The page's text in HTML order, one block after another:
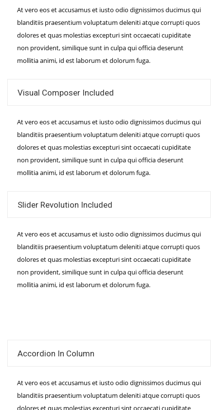
At vero eos et accusamus et iusto odio dignissimos ducimus qui
blanditiis praesentium voluptatum deleniti atque corrupti quos
dolores et quas molestias excepturi sint occaecati cupiditate
non provident, similique sunt in culpa qui officia deserunt
mollitia animi, id est laborum et dolorum fuga.
Visual Composer Included
At vero eos et accusamus et iusto odio dignissimos ducimus qui
blanditiis praesentium voluptatum deleniti atque corrupti quos
dolores et quas molestias excepturi sint occaecati cupiditate
non provident, similique sunt in culpa qui officia deserunt
mollitia animi, id est laborum et dolorum fuga.
Slider Revolution Included
At vero eos et accusamus et iusto odio dignissimos ducimus qui
blanditiis praesentium voluptatum deleniti atque corrupti quos
dolores et quas molestias excepturi sint occaecati cupiditate
non provident, similique sunt in culpa qui officia deserunt
mollitia animi, id est laborum et dolorum fuga.
Accordion In Column
At vero eos et accusamus et iusto odio dignissimos ducimus qui
blanditiis praesentium voluptatum deleniti atque corrupti quos
dolores et quas molestias excepturi sint occaecati cupiditate